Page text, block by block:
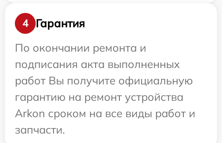
4
Гарантия
По окончании ремонта и
подписания акта выполненных
работ Вы получите официальную
гарантию на ремонт устройства
Arkon сроком на все виды работ и
запчасти.